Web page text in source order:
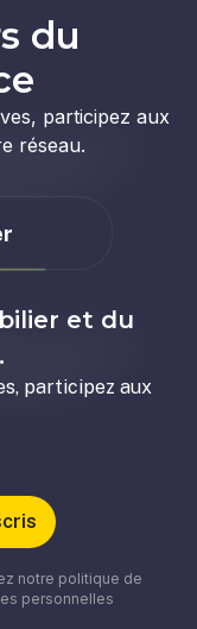
du
participez aux
réseau.
et du
participez aux
notre politique de
personnelles